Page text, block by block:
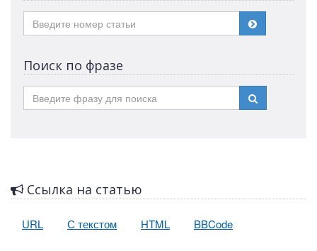
Поиск по фразе
Ссылка на статью
URL С текстом HTML BBCode